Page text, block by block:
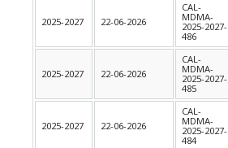
2025-2027 22-06-2026
CAL-
MDMA-
2025-2027-
486
2025-2027 22-06-2026
CAL-
MDMA-
2025-2027-
485
2025-2027 22-06-2026
CAL-
MDMA-
2025-2027-
484